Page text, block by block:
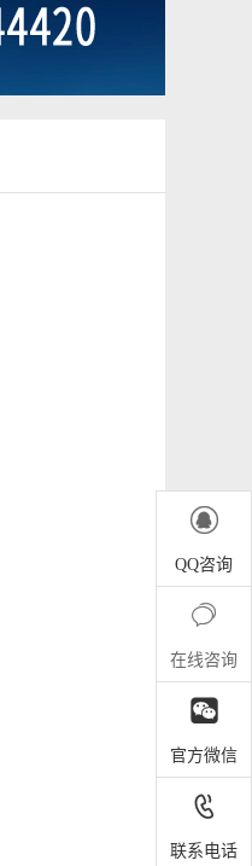

QQ咨询

在线咨询

官方微信

联系电话